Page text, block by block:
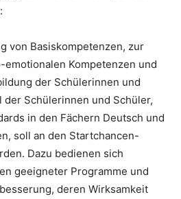
von Basiskompetenzen, zur
emotionalen Kompetenzen und
der Schülerinnen und
der Schülerinnen und Schüler,
in den Fächern Deutsch und
soll an den Startchancen-
Dazu bedienen sich
geeigneter Programme und
deren Wirksamkeit